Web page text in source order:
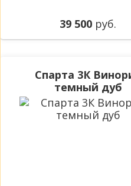
39 500 руб.
Спарта 3К
темный дуб